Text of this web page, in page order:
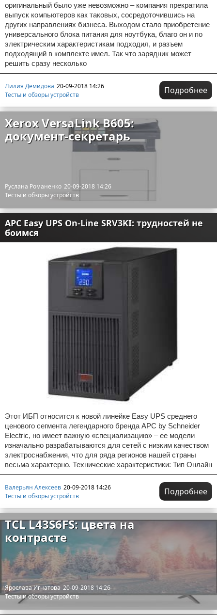
оригинальный было уже невозможно – компания прекратила
выпуск компьютеров как таковых, сосредоточившись на
других направлениях бизнеса. Выходом стало приобретение
универсального блока питания для ноутбука, благо он и по
электрическим характеристикам подходил, и разъем
подходящий в комплекте имел. Так что зарядник может
решить сразу несколько
Лилия Демидова 20-09-2018 14:26
Тесты и обзоры устройств
Подробнее
Xerox VersaLink B605:
документ-секретарь
Руслана Романенко 20-09-2018 14:26
Тесты и обзоры устройств
APC Easy UPS On-Line SRV3KI: трудностей не
боимся
Этот ИБП относится к новой линейке Easy UPS среднего
ценового сегмента легендарного бренда APC by Schneider
Electric, но имеет важную «специализацию» – ее модели
изначально разрабатываются для сетей с низким качеством
электроснабжения, что для ряда регионов нашей страны
весьма характерно. Технические характеристики: Тип Онлайн
Валерьян Алексеев 20-09-2018 14:26
Тесты и обзоры устройств
Подробнее
TCL L43S6FS: цвета на
контрасте
Ярослава Игнатова 20-09-2018 14:26
Тесты и обзоры устройств